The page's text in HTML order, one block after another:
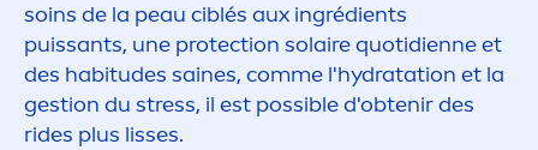
soins de la peau ciblés aux ingrédients
puissants, une protection solaire quotidienne et
des habitudes saines, comme l'hydratation et la
gestion du stress, il est possible d'obtenir des
rides plus lisses.